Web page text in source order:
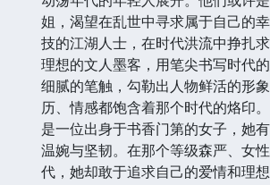
姐，渴望在乱世中寻求属于自己的
技的江湖人士，在时代洪流中挣扎
理想的文人墨客，用笔尖书写时代
细腻的笔触，勾勒出人物鲜活的形
历、情感都饱含着那个时代的烙印
是一位出身于书香门第的女子，她
温婉与坚韧。在那个等级森严、女
代，她却敢于追求自己的爱情和理